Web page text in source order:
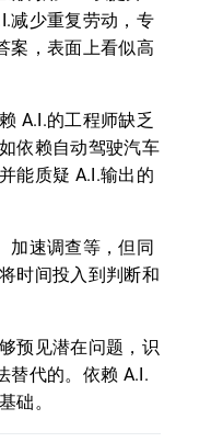
减少重复劳动，专
案，表面上看似高
A.I.的工程师缺乏
依赖自动驾驶汽车
能质疑 A.I.输出的
加速调查等，但同
时间投入到判断和
预见潜在问题，识
替代的。依赖 A.I.
础。